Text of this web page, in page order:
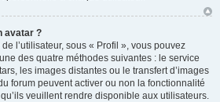
avatar ?
l’utilisateur, sous « Profil », vous pouvez
des quatre méthodes suivantes : le service
les images distantes ou le transfert d’images
forum peuvent activer ou non la fonctionnalité
veuillent rendre disponible aux utilisateurs.